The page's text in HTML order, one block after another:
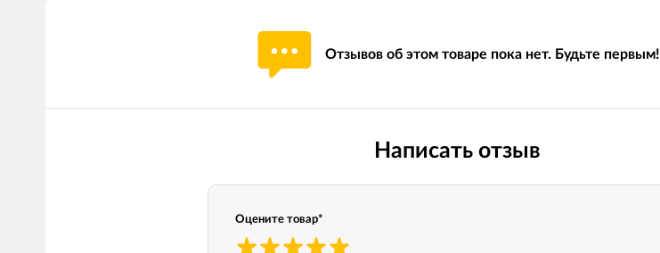
Отзывов об этом товаре пока нет. Будьте первым!
Написать отзыв
Оцените товар*